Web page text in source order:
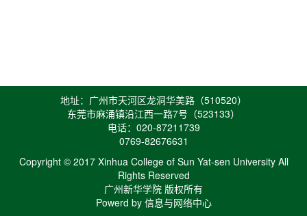
地址：广州市天河区龙洞华美路（510520）
东莞市麻涌镇沿江西一路7号（523133）
电话：020-87211739
0769-82676631
Copyright © 2017 Xinhua College of Sun Yat-sen University All
Rights Reserved
广州新华学院 版权所有
Powerd by 信息与网络中心